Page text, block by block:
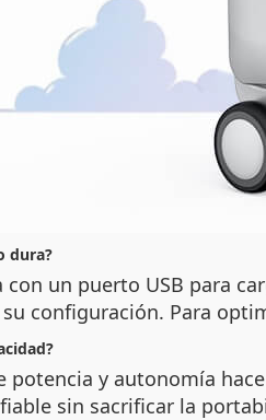
dura?
con un puerto USB para
configuración. Para
potencia y autonomía
sin sacrificar la